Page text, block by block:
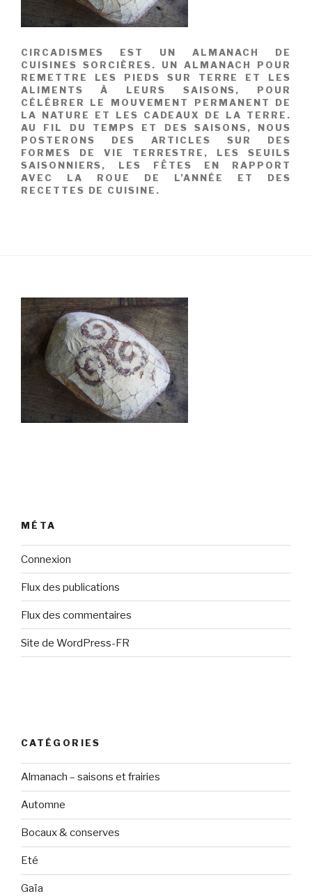
CIRCADISMES EST UN ALMANACH DE
CUISINES SORCIÈRES. UN ALMANACH POUR
REMETTRE LES PIEDS SUR TERRE ET LES
ALIMENTS À LEURS SAISONS, POUR
CÉLÉBRER LE MOUVEMENT PERMANENT DE
LA NATURE ET LES CADEAUX DE LA TERRE.
AU FIL DU TEMPS ET DES SAISONS, NOUS
POSTERONS DES ARTICLES SUR DES
FORMES DE VIE TERRESTRE, LES SEUILS
SAISONNIERS, LES FÊTES EN RAPPORT
AVEC LA ROUE DE L’ANNÉE ET DES
RECETTES DE CUISINE.
MÉTA
Connexion
Flux des publications
Flux des commentaires
Site de WordPress-FR
CATÉGORIES
Almanach – saisons et frairies
Automne
Bocaux & conserves
Eté
Gaïa